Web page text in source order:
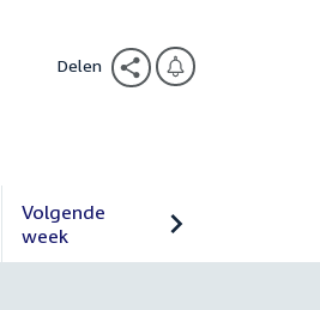
Delen
Volgende
week
Volgende